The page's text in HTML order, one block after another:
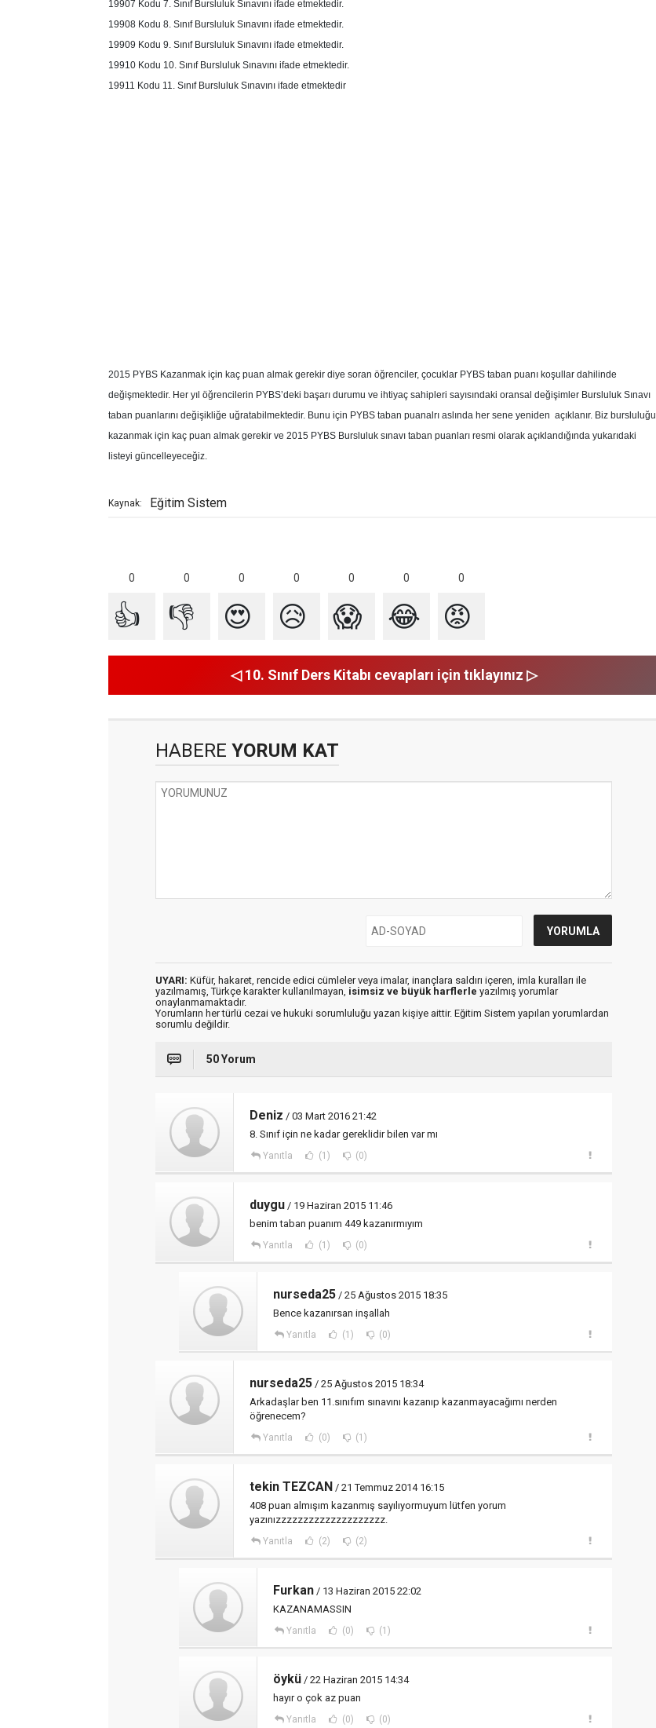
19907 Kodu 7. Sınıf Bursluluk Sınavını ifade etmektedir.
19908 Kodu 8. Sınıf Bursluluk Sınavını ifade etmektedir.
19909 Kodu 9. Sınıf Bursluluk Sınavını ifade etmektedir.
19910 Kodu 10. Sınıf Bursluluk Sınavını ifade etmektedir.
19911 Kodu 11. Sınıf Bursluluk Sınavını ifade etmektedir
2015 PYBS Kazanmak için kaç puan almak gerekir diye soran öğrenciler, çocuklar PYBS taban puanı koşullar dahilinde
değişmektedir. Her yıl öğrencilerin PYBS’deki başarı durumu ve ihtiyaç sahipleri sayısındaki oransal değişimler Bursluluk Sınavı
taban puanlarını değişikliğe uğratabilmektedir. Bunu için PYBS taban puanalrı aslında her sene yeniden açıklanır. Biz bursluluğu
kazanmak için kaç puan almak gerekir ve 2015 PYBS Bursluluk sınavı taban puanları resmi olarak açıklandığında yukarıdaki
listeyi güncelleyeceğiz.
Kaynak: Eğitim Sistem
0 0 0 0 0 0 0
👍 👎 😍 😥 😱 😂 😡
◁ 10. Sınıf Ders Kitabı cevapları için tıklayınız ▷
HABERE YORUM KAT
UYARI: Küfür, hakaret, rencide edici cümleler veya imalar, inançlara saldırı içeren, imla kuralları ile
yazılmamış, Türkçe karakter kullanılmayan, isimsiz ve büyük harflerle yazılmış yorumlar
onaylanmamaktadır.
Yorumların her türlü cezai ve hukuki sorumluluğu yazan kişiye aittir. Eğitim Sistem yapılan yorumlardan
sorumlu değildir.
50 Yorum
Deniz / 03 Mart 2016 21:42
8. Sınıf için ne kadar gereklidir bilen var mı
Yanıtla (1) (0)
duygu / 19 Haziran 2015 11:46
benim taban puanım 449 kazanırmıyım
Yanıtla (1) (0)
nurseda25 / 25 Ağustos 2015 18:35
Bence kazanırsan inşallah
Yanıtla (1) (0)
nurseda25 / 25 Ağustos 2015 18:34
Arkadaşlar ben 11.sınıfım sınavını kazanıp kazanmayacağımı nerden
öğrenecem?
Yanıtla (0) (1)
tekin TEZCAN / 21 Temmuz 2014 16:15
408 puan almışım kazanmış sayılıyormuyum lütfen yorum
yazınızzzzzzzzzzzzzzzzzzzz.
Yanıtla (2) (2)
Furkan / 13 Haziran 2015 22:02
KAZANAMASSIN
Yanıtla (0) (1)
öykü / 22 Haziran 2015 14:34
hayır o çok az puan
Yanıtla (0) (0)